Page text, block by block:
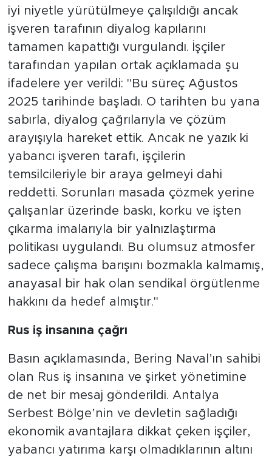
iyi niyetle yürütülmeye çalışıldığı ancak
işveren tarafının diyalog kapılarını
tamamen kapattığı vurgulandı. İşçiler
tarafından yapılan ortak açıklamada şu
ifadelere yer verildi: "Bu süreç Ağustos
2025 tarihinde başladı. O tarihten bu yana
sabırla, diyalog çağrılarıyla ve çözüm
arayışıyla hareket ettik. Ancak ne yazık ki
yabancı işveren tarafı, işçilerin
temsilcileriyle bir araya gelmeyi dahi
reddetti. Sorunları masada çözmek yerine
çalışanlar üzerinde baskı, korku ve işten
çıkarma imalarıyla bir yalnızlaştırma
politikası uygulandı. Bu olumsuz atmosfer
sadece çalışma barışını bozmakla kalmamış,
anayasal bir hak olan sendikal örgütlenme
hakkını da hedef almıştır."
​Rus iş insanına çağrı
​Basın açıklamasında, Bering Naval’ın sahibi
olan Rus iş insanına ve şirket yönetimine
de net bir mesaj gönderildi. Antalya
Serbest Bölge’nin ve devletin sağladığı
ekonomik avantajlara dikkat çeken işçiler,
yabancı yatırıma karşı olmadıklarının altını